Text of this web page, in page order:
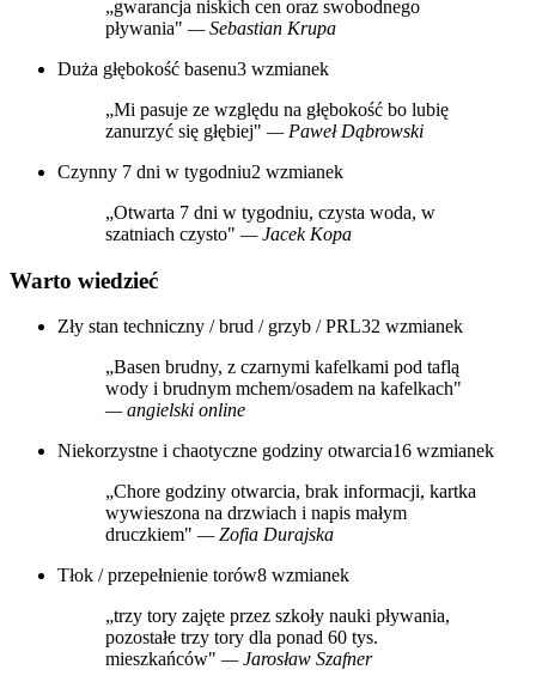
„gwarancja niskich cen oraz swobodnego
pływania" — Sebastian Krupa
Duża głębokość basenu3 wzmianek
„Mi pasuje ze względu na głębokość bo lubię
zanurzyć się głębiej" — Paweł Dąbrowski
Czynny 7 dni w tygodniu2 wzmianek
„Otwarta 7 dni w tygodniu, czysta woda, w
szatniach czysto" — Jacek Kopa
Warto wiedzieć
Zły stan techniczny / brud / grzyb / PRL32 wzmianek
„Basen brudny, z czarnymi kafelkami pod taflą
wody i brudnym mchem/osadem na kafelkach"
— angielski online
Niekorzystne i chaotyczne godziny otwarcia16 wzmianek
„Chore godziny otwarcia, brak informacji, kartka
wywieszona na drzwiach i napis małym
druczkiem" — Zofia Durajska
Tłok / przepełnienie torów8 wzmianek
„trzy tory zajęte przez szkoły nauki pływania,
pozostałe trzy tory dla ponad 60 tys.
mieszkańców" — Jarosław Szafner